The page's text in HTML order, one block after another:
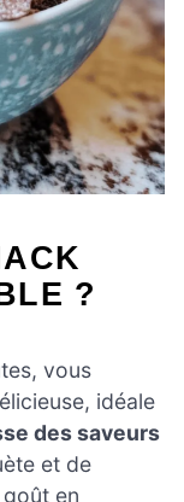
?
vous
idéale
des saveurs
et de
en